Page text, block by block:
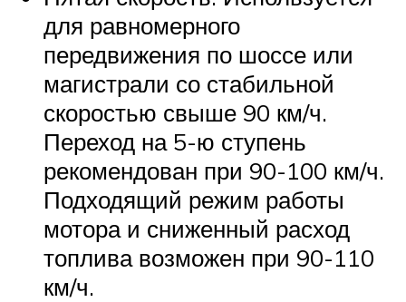
для равномерного
передвижения по шоссе или
магистрали со стабильной
скоростью свыше 90 км/ч.
Переход на 5-ю ступень
рекомендован при 90-100 км/ч.
Подходящий режим работы
мотора и сниженный расход
топлива возможен при 90-110
км/ч.